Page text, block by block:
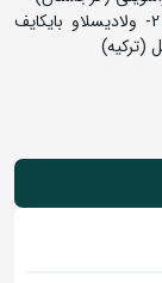
125 کیلوگرم: 1- گئورگی مشویلدیشویلی (آذربایجان) 2- ولادیسلاو بایکایف